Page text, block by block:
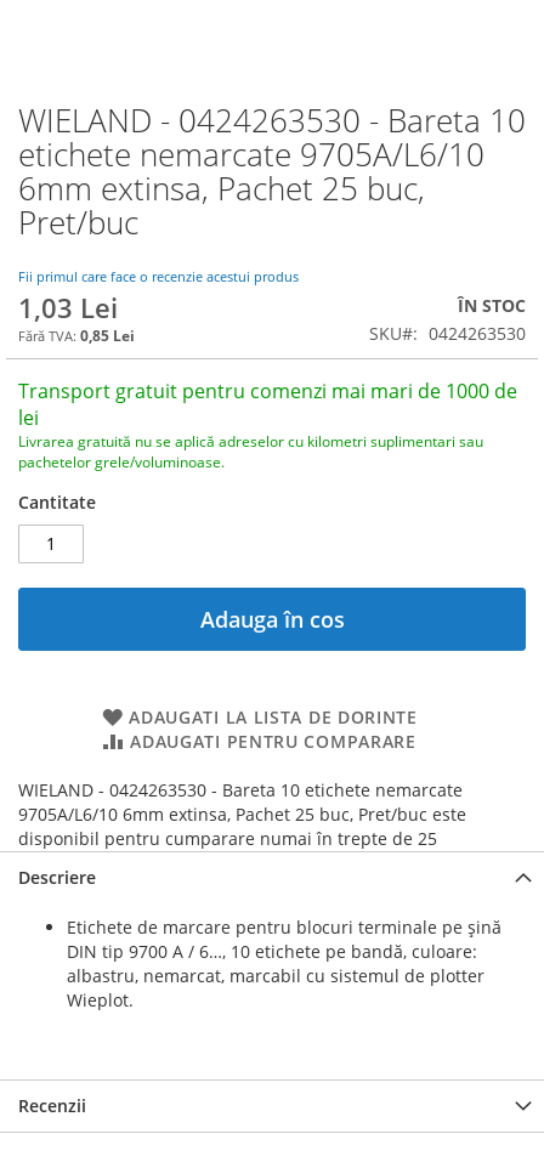
WIELAND - 0424263530 - Bareta 10
etichete nemarcate 9705A/L6/10
6mm extinsa, Pachet 25 buc,
Pret/buc
Fii primul care face o recenzie acestui produs
1,03 Lei
0,85 Lei
ÎN STOC
SKU
0424263530
Transport gratuit pentru comenzi mai mari de 1000 de
lei
Livrarea gratuită nu se aplică adreselor cu kilometri suplimentari sau
pachetelor grele/voluminoase.
Cantitate
Adauga în cos
ADAUGATI LA LISTA DE DORINTE
ADAUGATI PENTRU COMPARARE
WIELAND - 0424263530 - Bareta 10 etichete nemarcate
9705A/L6/10 6mm extinsa, Pachet 25 buc, Pret/buc este
disponibil pentru cumparare numai în trepte de 25
Skip
to
the
beginning
of
the
gallery
Descriere
Etichete de marcare pentru blocuri terminale pe șină
DIN tip 9700 A / 6…, 10 etichete pe bandă, culoare:
albastru, nemarcat, marcabil cu sistemul de plotter
Wieplot.
Recenzii